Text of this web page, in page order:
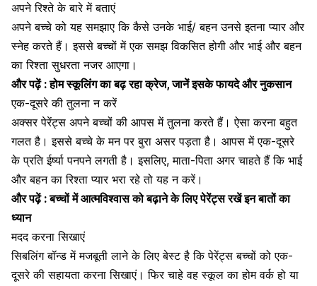
अपने रिश्ते के बारे में बताएं
अपने बच्चे को यह समझाए कि कैसे उनके भाई/ बहन उनसे इतना प्यार और
स्नेह करते हैं। इससे बच्चों में एक समझ विकसित होगी और भाई और बहन
का रिश्ता सुधरता नजर आएगा।
और पढ़ें :होम स्कूलिंग का बढ़ रहा क्रेज, जानें इसके फायदे और नुकसान
एक-दूसरे की तुलना न करें
अक्सर पेरेंट्स अपने बच्चों की आपस में तुलना करते हैं। ऐसा करना बहुत
गलत है। इससे बच्चे के मन पर बुरा असर पड़ता है। आपस में एक-दूसरे
के प्रति ईर्ष्या पनपने लगती है। इसलिए, माता-पिता अगर चाहते हैं कि भाई
और बहन कारिश्ता प्यार भरा रहे तो यह न करें।
और पढ़ें :बच्चों में आत्मविश्वास को बढ़ाने के लिए पेरेंट्स रखें इन बातों का
ध्यान
मदद करना सिखाएं
सिबलिंग बॉन्ड में मजबूती लाने के लिए बेस्ट है कि पेरेंट्स बच्चों को एक-
दूसरे की सहायता करना सिखाएं। फिर चाहे वह स्कूल का होम वर्क हो या